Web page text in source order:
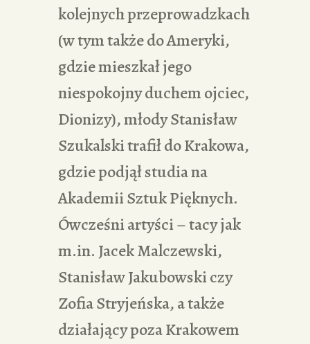
kolejnych przeprowadzkach
(w tym także do Ameryki,
gdzie mieszkał jego
niespokojny duchem ojciec,
Dionizy), młody Stanisław
Szukalski trafił do Krakowa,
gdzie podjął studia na
Akademii Sztuk Pięknych.
Ówcześni artyści – tacy jak
m.in. Jacek Malczewski,
Stanisław Jakubowski czy
Zofia Stryjeńska, a także
działający poza Krakowem